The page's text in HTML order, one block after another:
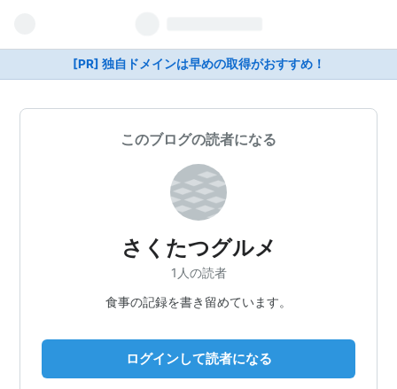
[PR] 独自ドメインは早めの取得がおすすめ！
このブログの読者になる
さくたつグルメ
1人の読者
食事の記録を書き留めています。
ログインして読者になる